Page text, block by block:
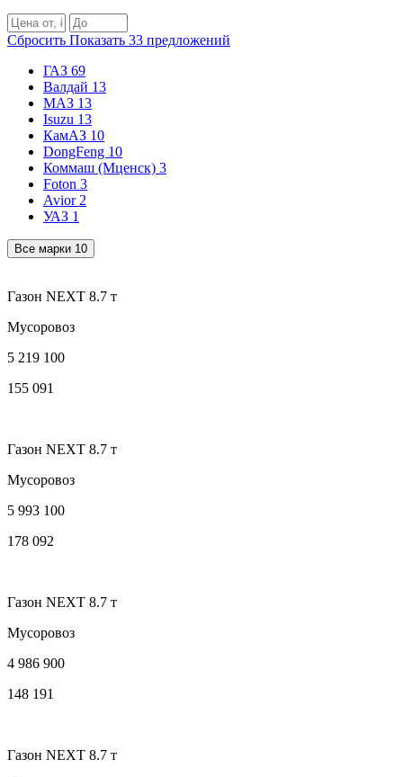
Сбросить Показать 33 предложений
ГАЗ 69
Валдай 13
МАЗ 13
Isuzu 13
КамАЗ 10
DongFeng 10
Коммаш (Мценск) 3
Foton 3
Avior 2
УАЗ 1
Все марки 10
Газон NEXT 8.7 т
Мусоровоз
5 219 100
155 091
Газон NEXT 8.7 т
Мусоровоз
5 993 100
178 092
Газон NEXT 8.7 т
Мусоровоз
4 986 900
148 191
Газон NEXT 8.7 т